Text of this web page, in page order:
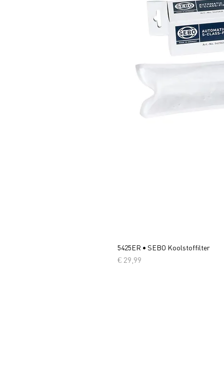
5425ER • SEBO Koolstoffilter
Prijs
€ 29,99